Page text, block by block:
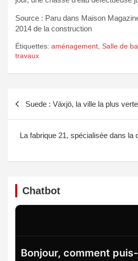
Source : Paru dans Maison
2014 de la construction
Étiquettes: aménagement Salle de
travaux
Suede : Växjö, la ville la plus
La fabrique 21, spécialisée dans la
Chatbot
Bonjour, comment